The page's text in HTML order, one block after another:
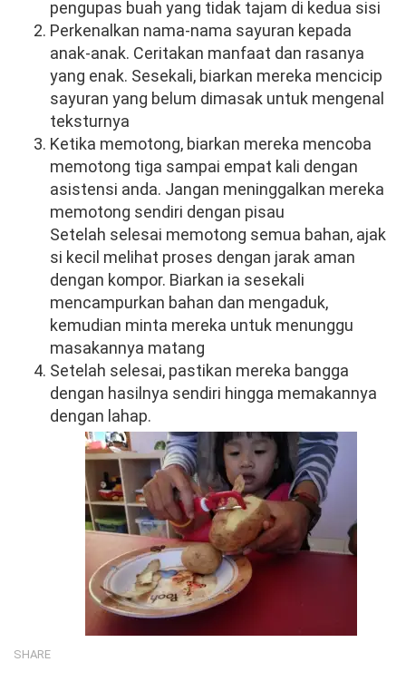
pengupas buah yang tidak tajam di kedua sisi
Perkenalkan nama-nama sayuran kepada
anak-anak. Ceritakan manfaat dan rasanya
yang enak. Sesekali, biarkan mereka mencicip
sayuran yang belum dimasak untuk mengenal
teksturnya
Ketika memotong, biarkan mereka mencoba
memotong tiga sampai empat kali dengan
asistensi anda. Jangan meninggalkan mereka
memotong sendiri dengan pisau
Setelah selesai memotong semua bahan, ajak
si kecil melihat proses dengan jarak aman
dengan kompor. Biarkan ia sesekali
mencampurkan bahan dan mengaduk,
kemudian minta mereka untuk menunggu
masakannya matang
Setelah selesai, pastikan mereka bangga
dengan hasilnya sendiri hingga memakannya
dengan lahap.
SHARE